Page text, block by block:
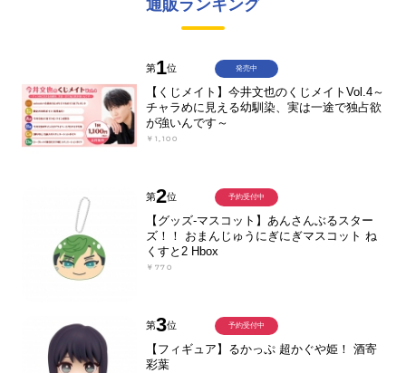
通販ランキング
第1位
【くじメイト】今井文也のくじメイトVol.4～
チャラめに見える幼馴染、実は一途で独占欲
が強いんです～
￥1,100
発売中
第2位
【グッズ-マスコット】あんさんぶるスター
ズ！！ おまんじゅうにぎにぎマスコット ね
くすと2 Hbox
￥770
予約受付中
第3位
【フィギュア】るかっぷ 超かぐや姫！ 酒寄
彩葉
予約受付中